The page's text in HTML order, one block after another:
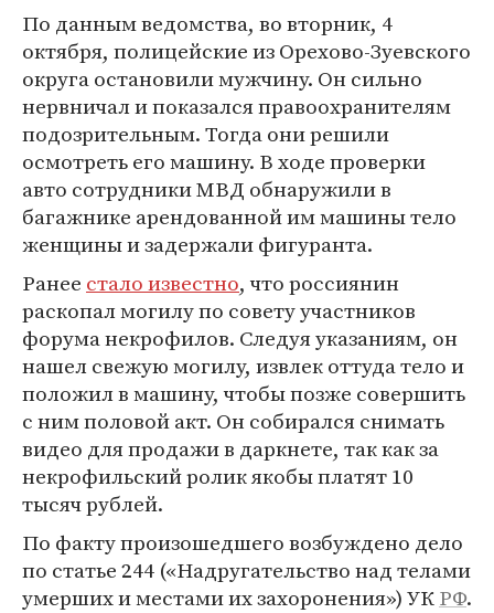
По данным ведомства, во вторник, 4
октября, полицейские из Орехово-Зуевского
округа остановили мужчину. Он сильно
нервничал и показался правоохранителям
подозрительным. Тогда они решили
осмотреть его машину. В ходе проверки
авто сотрудники МВД обнаружили в
багажнике арендованной им машины тело
женщины и задержали фигуранта.
Ранее стало известно, что россиянин
раскопал могилу по совету участников
форума некрофилов. Следуя указаниям, он
нашел свежую могилу, извлек оттуда тело и
положил в машину, чтобы позже совершить
с ним половой акт. Он собирался снимать
видео для продажи в даркнете, так как за
некрофильский ролик якобы платят 10
тысяч рублей.
По факту произошедшего возбуждено дело
по статье 244 («Надругательство над телами
умерших и местами их захоронения») УКРФ.